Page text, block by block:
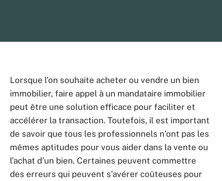
Lorsque l’on souhaite acheter ou vendre un bien
immobilier, faire appel à un mandataire immobilier
peut être une solution efficace pour faciliter et
accélérer la transaction. Toutefois, il est important
de savoir que tous les professionnels n’ont pas les
mêmes aptitudes pour vous aider dans la vente ou
l’achat d’un bien. Certaines peuvent commettre
des erreurs qui peuvent s’avérer coûteuses pour